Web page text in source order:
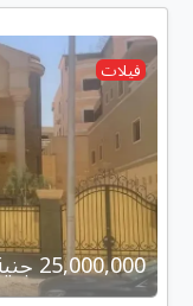
فيلات
25,000,000 جنية مصرى